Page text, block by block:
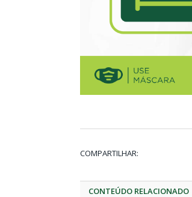
COMPARTILHAR:
CONTEÚDO RELACIONADO